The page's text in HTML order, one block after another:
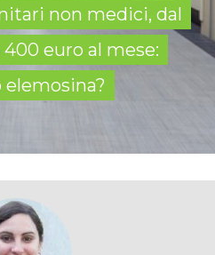
non medici, dal
euro al mese: